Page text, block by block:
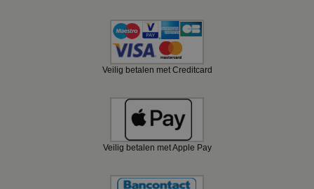
Veilig betalen met Creditcard
Veilig betalen met Apple Pay